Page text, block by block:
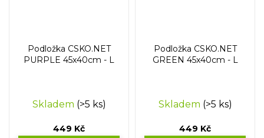
Podložka CSKO.NET
PURPLE 45x40cm - L
Skladem (>5 ks)
449 Kč
Podložka CSKO.NET
GREEN 45x40cm - L
Skladem (>5 ks)
449 Kč